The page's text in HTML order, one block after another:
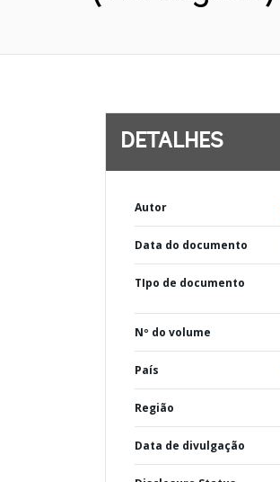
DETALHES
Autor
Data do documento
TIpo de documento
Nº do volume
País
Região
Data de divulgação